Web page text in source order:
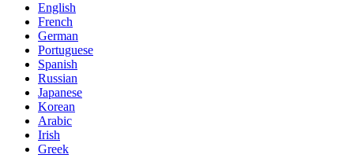
English
French
German
Portuguese
Spanish
Russian
Japanese
Korean
Arabic
Irish
Greek